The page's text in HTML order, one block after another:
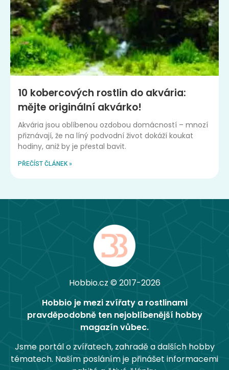
10 kobercových rostlin do akvária:
mějte originální akvárko!
Akvária jsou oblíbenou ozdobou domácností – mnozí
přiznávají, že na líný podvodní život dokáží koukat
hodiny, aniž by je přestal bavit.
PŘEČÍST ČLÁNEK »
Hobbio.cz © 2017-2026
Hobbio je mezi zvířaty a rostlinami
pravděpodobně ten nejoblíbenější hobby
magazín vůbec.
Jsme portál o zvířatech, zahradě a dalších hobby
tématech. Naším posláním je přinášet informacemi